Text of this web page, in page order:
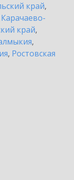
край,
Карачаево-
край,
,
, Ростовская